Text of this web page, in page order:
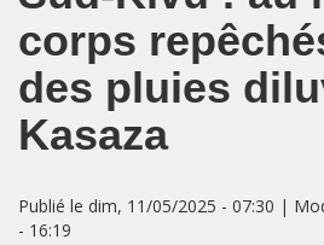
corps
des pluies
Kasaza
Publié le dim, 11/05/2025 - 07:30 |
- 16:19